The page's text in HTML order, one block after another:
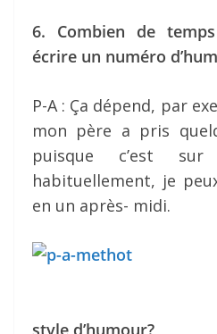
6. Combien de
écrire un numéro
P-A : Ça dépend, par
mon père a pris
puisque c’est
habituellement, je
en un après- midi.
style d’humour?